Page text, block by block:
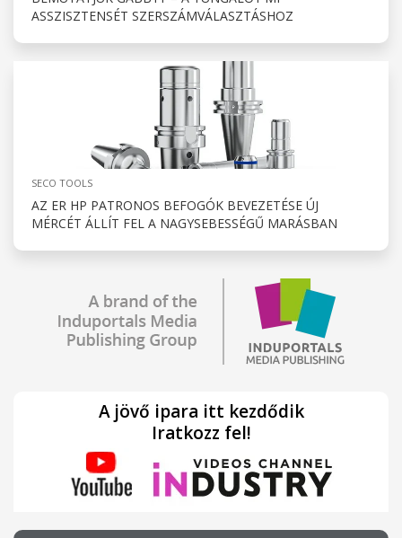
ASSZISZTENSÉT SZERSZÁMVÁLASZTÁSHOZ
SECO TOOLS
AZ ER HP PATRONOS BEFOGÓK BEVEZETÉSE ÚJ
MÉRCÉT ÁLLÍT FEL A NAGYSEBESSÉGŰ MARÁSBAN
A jövő ipara itt kezdődik
Iratkozz fel!